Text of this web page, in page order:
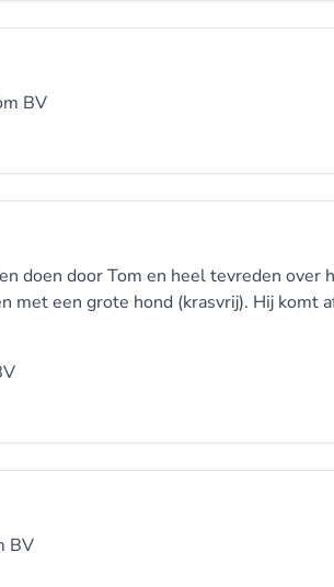
BV
doen door Tom en heel tevreden over
met een grote hond (krasvrij). Hij komt
BV